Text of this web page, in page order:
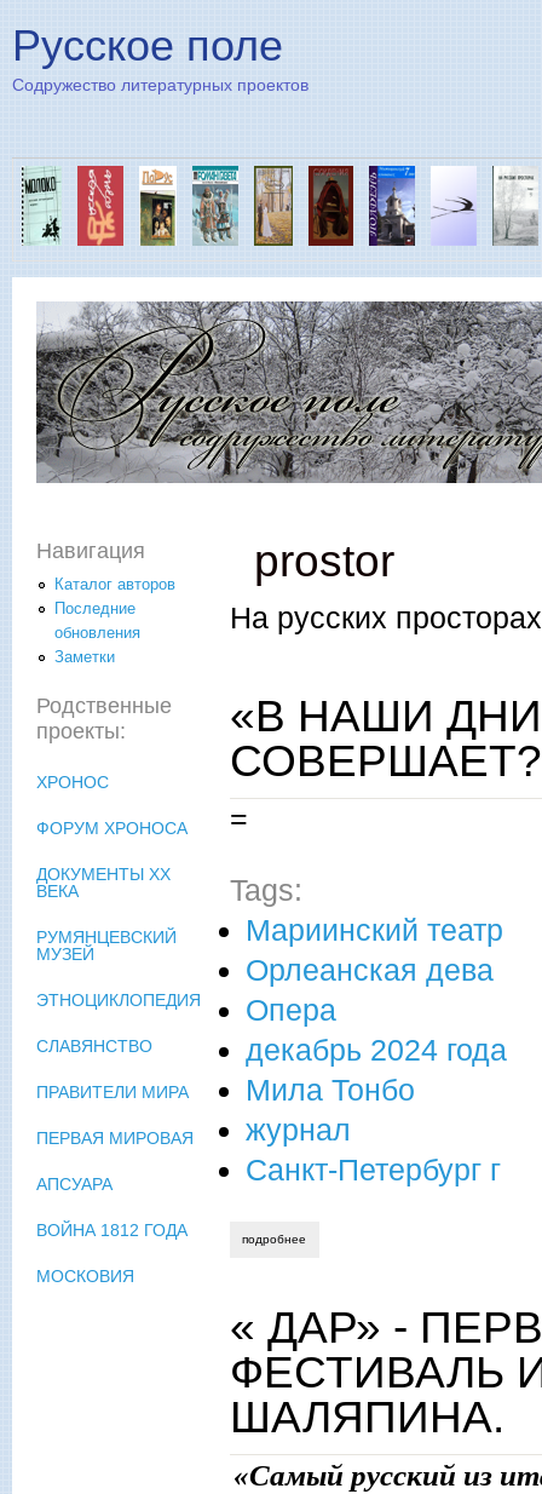
Русское поле
Содружество литературных проектов
prostor
На русских просторах
«В НАШИ
=
Tags:
Мариинский театр
Орлеанская дева
Опера
декабрь 2024 года
Мила Тонбо
журнал
Санкт-Петербург г
подробнее
« ДАР» -
ФЕСТИВАЛЬ
ШАЛЯПИНА.
«Самый русский из
Навигация
Каталог авторов
Последние
обновления
Заметки
Родственные
проекты:
ХРОНОС
ФОРУМ ХРОНОСА
ДОКУМЕНТЫ XX
ВЕКА
РУМЯНЦЕВСКИЙ
МУЗЕЙ
ЭТНОЦИКЛОПЕДИЯ
СЛАВЯНСТВО
ПРАВИТЕЛИ МИРА
ПЕРВАЯ МИРОВАЯ
АПСУАРА
ВОЙНА 1812 ГОДА
МОСКОВИЯ